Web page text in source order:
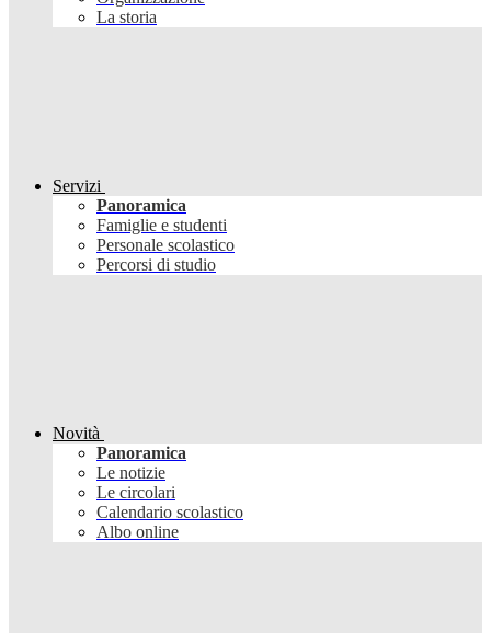
La storia
Servizi
Panoramica
Famiglie e studenti
Personale scolastico
Percorsi di studio
Novità
Panoramica
Le notizie
Le circolari
Calendario scolastico
Albo online